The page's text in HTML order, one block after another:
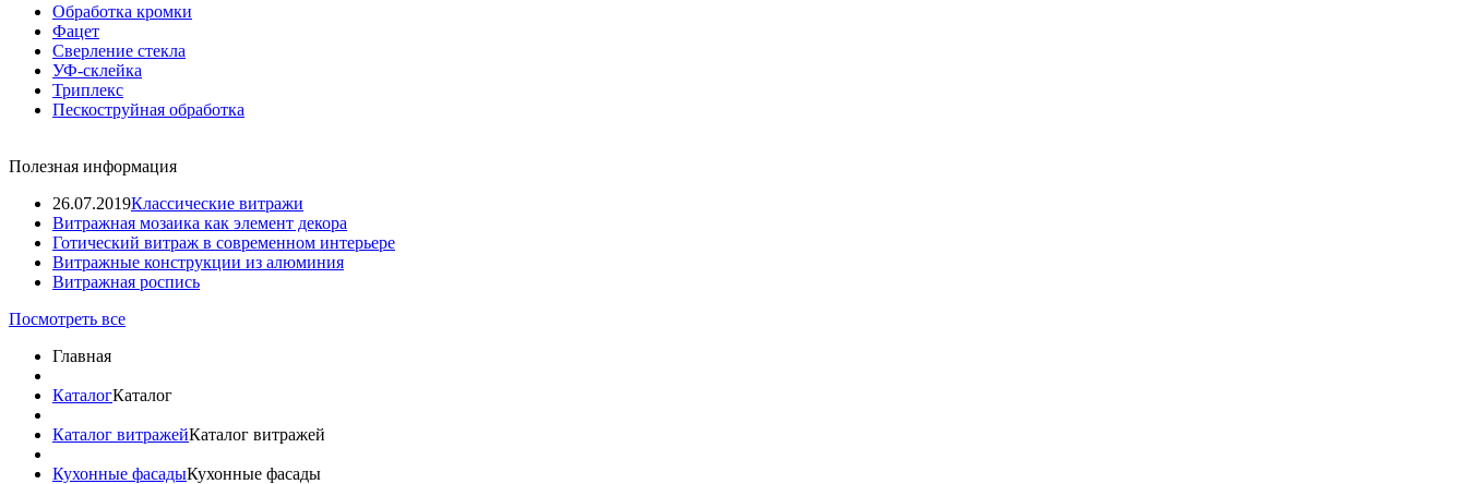
Обработка кромки
Фацет
Сверление стекла
УФ-склейка
Триплекс
Пескоструйная обработка
Полезная информация
26.07.2019Классические витражи
Витражная мозаика как элемент декора
Готический витраж в современном интерьере
Витражные конструкции из алюминия
Витражная роспись
Посмотреть все
Главная
КаталогКаталог
Каталог витражейКаталог витражей
Кухонные фасадыКухонные фасады